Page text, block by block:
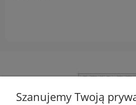
Szanujemy Twoją